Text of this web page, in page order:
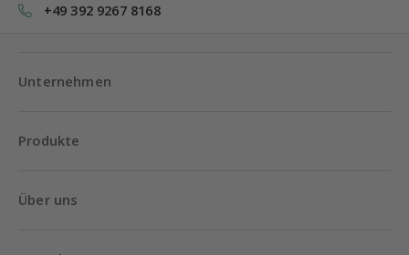
+49 392 9267 8168
Unternehmen
Produkte
Über uns